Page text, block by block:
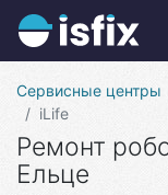
Сервисные центры
iLife
Ремонт
Ельце